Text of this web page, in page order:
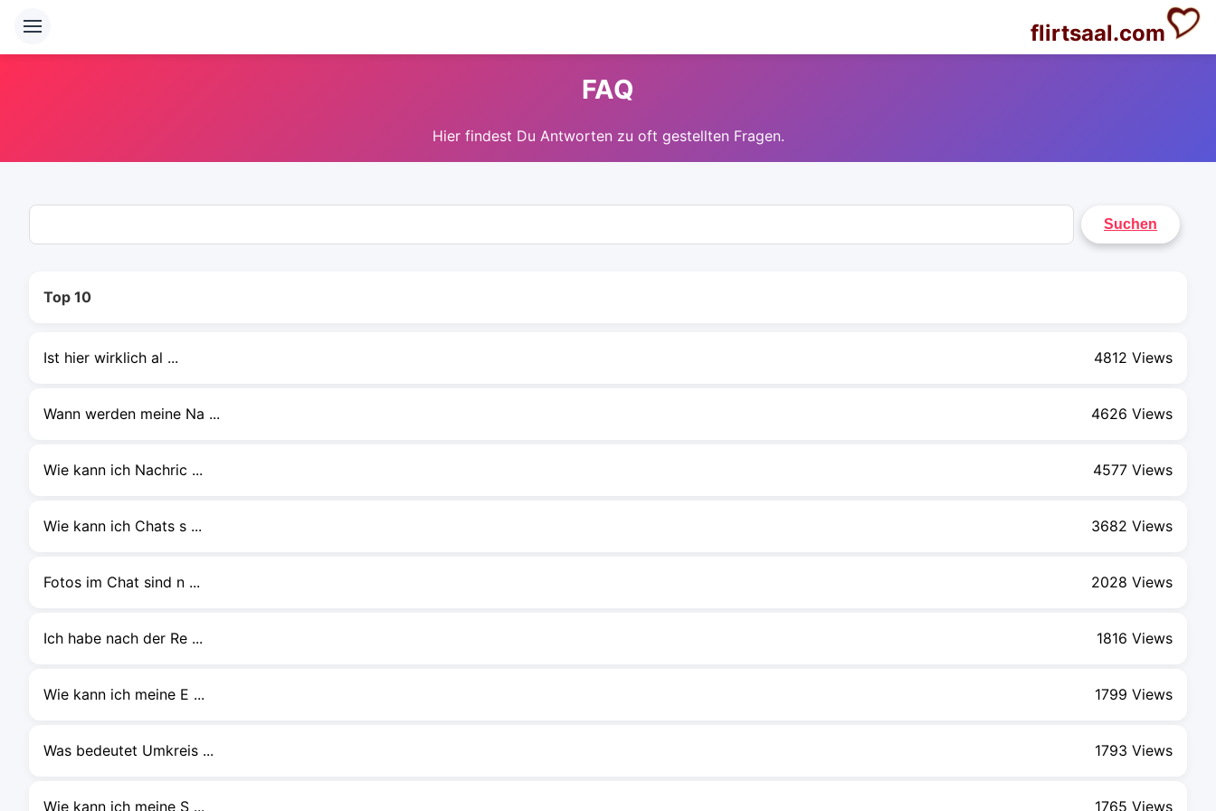
flirtsaal.com
FAQ
Hier findest Du Antworten zu oft gestellten Fragen.
Top 10
Ist hier wirklich al ... 4812 Views
Wann werden meine Na ... 4626 Views
Wie kann ich Nachric ... 4577 Views
Wie kann ich Chats s ... 3682 Views
Fotos im Chat sind n ... 2028 Views
Ich habe nach der Re ... 1816 Views
Wie kann ich meine E ... 1799 Views
Was bedeutet Umkreis ... 1793 Views
Wie kann ich meine S ... 1765 Views